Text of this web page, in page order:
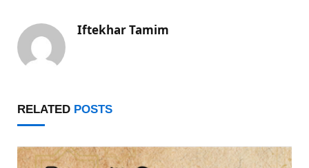
Iftekhar Tamim
RELATED POSTS